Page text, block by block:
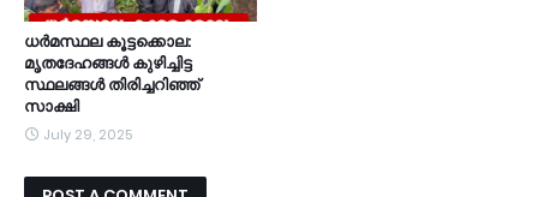
ധര്‍മസ്ഥല കൂട്ടക്കൊല:
മൃതദേഹങ്ങള്‍ കുഴിച്ചിട്ട
സ്ഥലങ്ങള്‍ തിരിച്ചറിഞ്ഞ്
സാക്ഷി
July 29, 2025